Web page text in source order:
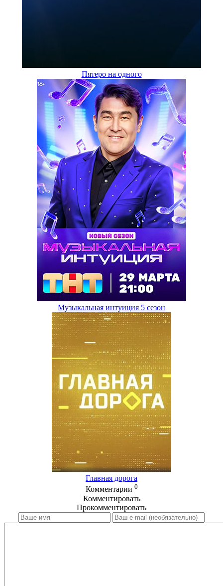
Пятеро на одного
Музыкальная интуиция 5 сезон
Главная дорога
Комментарии 0
Комментировать
Прокомментировать